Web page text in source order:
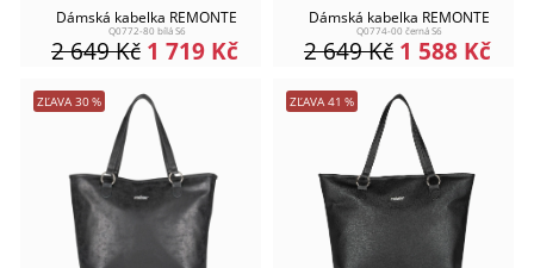
Dámská kabelka REMONTE
Q0772-80 bílá S6
1 719 Kč
2 649Kč
Dámská kabelka REMONTE
Q0774-00 černá S6
1 588 Kč
2 649Kč
ZĽAVA 30% ZĽAVA 41 %